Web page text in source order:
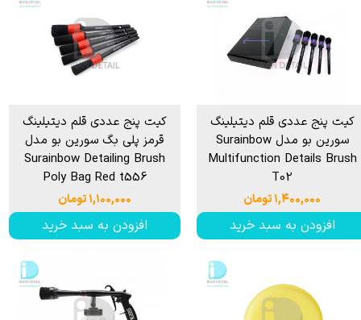
کیت پنج عددی قلم دیتیلینگ
سورین بو مدل Surainbow
Multifunction Details Brush
T02
۱,۴۰۰,۰۰۰ تومان
افزودن به سبد خرید
کیت پنج عددی قلم دیتیلینگ
قرمز پلی بگ سورین بو مدل
Surainbow Detailing Brush
Poly Bag Red t556
۱,۱۰۰,۰۰۰ تومان
افزودن به سبد خرید